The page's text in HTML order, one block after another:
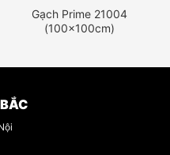
Gạch Prime 21004
(100x100cm)